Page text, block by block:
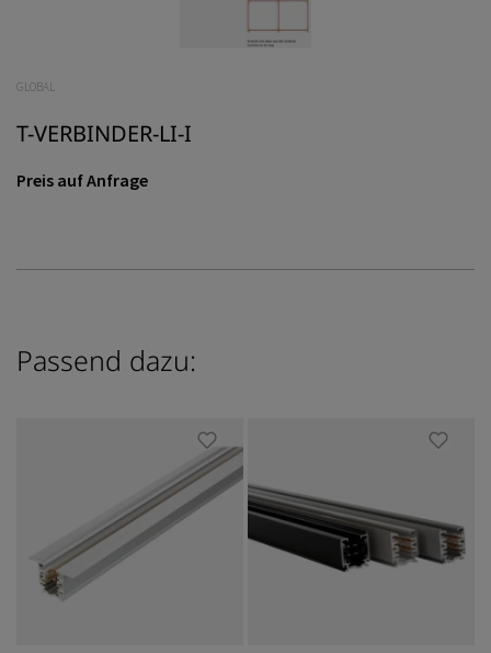
GLOBAL
T-VERBINDER-LI-I
Preis auf Anfrage
Passend dazu: